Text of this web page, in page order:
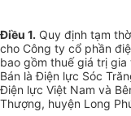
Điều 1. Quy định tạm
cho Công ty cổ phần
bao gồm thuế giá trị
Bán là Điện lực Sóc
Điện lực Việt Nam và
Thượng, huyện Long